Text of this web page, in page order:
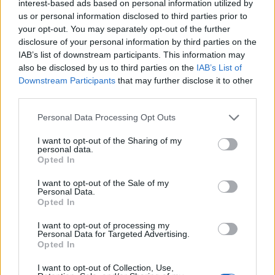
interest-based ads based on personal information utilized by
us or personal information disclosed to third parties prior to
your opt-out. You may separately opt-out of the further
disclosure of your personal information by third parties on the
IAB’s list of downstream participants. This information may
also be disclosed by us to third parties on the IAB’s List of
Downstream Participants that may further disclose it to other
Personal Data Processing Opt Outs
I want to opt-out of the Sharing of my
personal data.
Opted In
I want to opt-out of the Sale of my
Personal Data.
Opted In
I want to opt-out of processing my
Personal Data for Targeted Advertising.
Opted In
I want to opt-out of Collection, Use,
Στόχος, σύμφωνα με το Forbes, πέρα από τη
συμπερίληψη και την καταπολέμηση των
στερεοτύπων,είναι το κοινό να μιλήσει με
ανθρώπους που δεν θα συναντούσε υπό κανονικές
συνθήκες, μαθαίνοντας την ιστορία που κουβαλούν
O “Νόμος του Jante”: Οι 10 εντολές που κάνουν τους Δανούς πιο
ευτυχισμένους
Αποκαλείται«Νόμος του Γιάντε» (Law of Jante)
και είναι ένας δεκάλογος εντολών, βάσει των οποίων
οι Δανοί (αλλά και αρκετές ακόμη σκανδιναβικές
χώρες που το έχουν υιοθετήσει) ζουν τις ζωές και την
καθημερινότητά τους.